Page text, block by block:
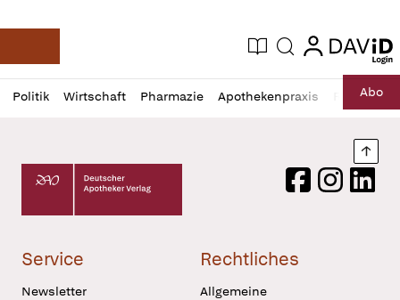
Deutsche Apotheker Zeitung
Aktuelle Ausgabe
Suche login
login
Politik Wirtschaft Pharmazie Apothekenpraxis RechtAbo
Profil
öffnen
Daz
Pur
Deutscher Apotheker Verlag Logo
FacebookInstagram
Service
Newsletter
Rechtliches
Allgemeine